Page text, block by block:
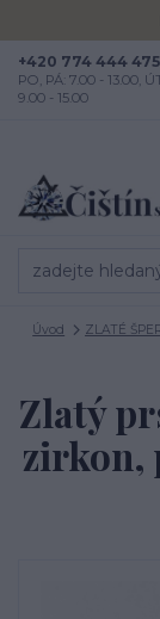
+420 774 444 475
PO, PÁ: 7.00 - 13.00,
9.00 - 15.00
Úvod ZLATÉ
Zlatý
zirkon,